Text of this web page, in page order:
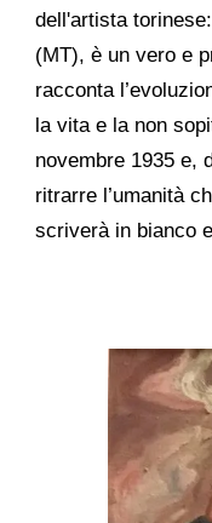
dell'artista
(MT), è un vero e
racconta
la vita e la non
novembre 1935 e,
ritrarre l’umanità
scriverà in bianco